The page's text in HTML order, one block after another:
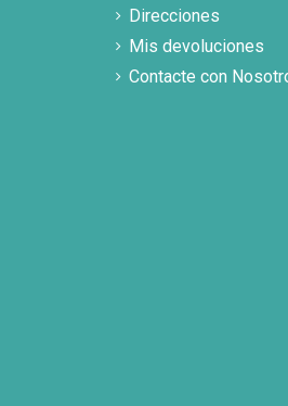
Direcciones
Mis devoluciones
Contacte con